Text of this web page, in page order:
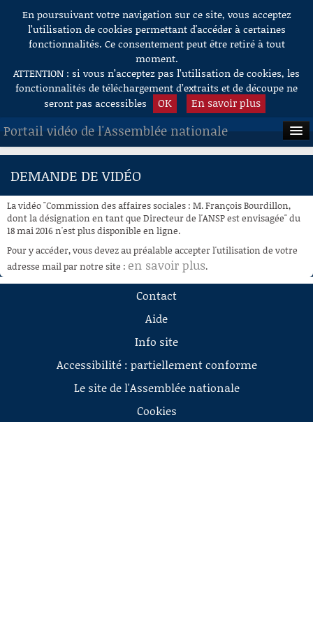
Aller au contenu
En poursuivant votre navigation sur ce site, vous acceptez
l’utilisation de cookies permettant d'accéder à certaines
fonctionnalités. Ce consentement peut être retiré à tout
moment.
ATTENTION : si vous n’acceptez pas l’utilisation de cookies, les
fonctionnalités de téléchargement d’extraits et de découpe ne
seront pas accessibles
OK En savoir plus
Portail vidéo de l'Assemblée nationale
ACCUEIL
À LA DEMANDE
RECHERCHE
AIDE À LA DÉCOUPE
DE VIDÉOS
DEMANDE DE VIDÉO
La vidéo "Commission des affaires sociales : M. François Bourdillon,
dont la désignation en tant que Directeur de l'ANSP est envisagée" du
18 mai 2016 n'est plus disponible en ligne.
Pour y accéder, vous devez au préalable accepter l'utilisation de votre
adresse mail par notre site : en savoir plus.
Contact
Aide
Info site
Accessibilité : partiellement conforme
Le site de l'Assemblée nationale
Cookies